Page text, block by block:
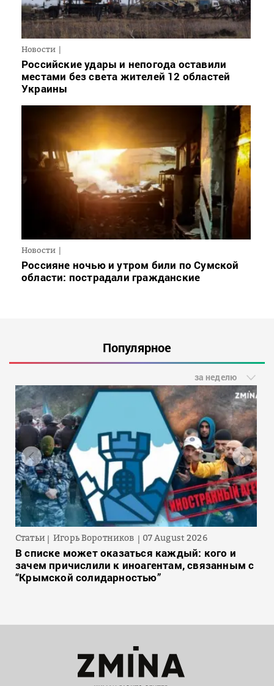
Новости
Российские удары и непогода оставили
местами без света жителей 12 областей
Украины
Новости
Россияне ночью и утром били по Сумской
области: пострадали гражданские
Популярное
за неделю
Статьи Игорь Воротников 07 August 2026
В списке может оказаться каждый: кого и
зачем причислили к иноагентам, связанным с
“Крымской солидарностью”